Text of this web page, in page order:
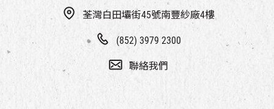
荃灣白田壩街45號南豐紗廠4樓
(852) 3979 2300
聯絡我們